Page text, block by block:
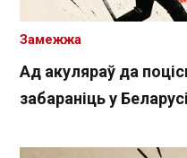
Ад акуляраў да
забараніць у Беларусі
Замежжа